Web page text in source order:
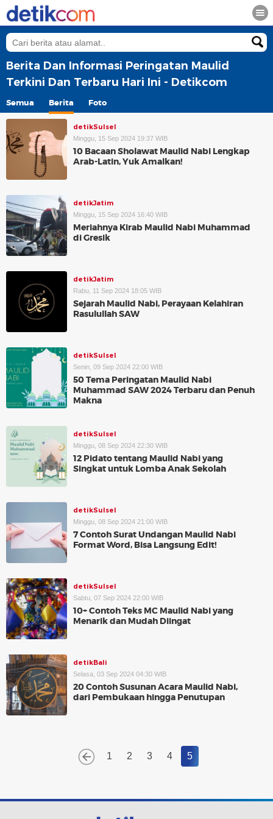
Berita Dan Informasi Peringatan Maulid
Terkini Dan Terbaru Hari Ini - Detikcom
Semua Berita Foto
detikSulsel
Minggu, 15 Sep 2024 19:37 WIB
10 Bacaan Sholawat Maulid Nabi Lengkap
Arab-Latin, Yuk Amalkan!
detikJatim
Minggu, 15 Sep 2024 16:40 WIB
Meriahnya Kirab Maulid Nabi Muhammad
di Gresik
detikJatim
Rabu, 11 Sep 2024 18:05 WIB
Sejarah Maulid Nabi, Perayaan Kelahiran
Rasulullah SAW
detikSulsel
Senin, 09 Sep 2024 22:00 WIB
50 Tema Peringatan Maulid Nabi
Muhammad SAW 2024 Terbaru dan Penuh
Makna
detikSulsel
Minggu, 08 Sep 2024 22:30 WIB
12 Pidato tentang Maulid Nabi yang
Singkat untuk Lomba Anak Sekolah
detikSulsel
Minggu, 08 Sep 2024 21:00 WIB
7 Contoh Surat Undangan Maulid Nabi
Format Word, Bisa Langsung Edit!
detikSulsel
Sabtu, 07 Sep 2024 22:00 WIB
10+ Contoh Teks MC Maulid Nabi yang
Menarik dan Mudah Diingat
detikBali
Selasa, 03 Sep 2024 04:30 WIB
20 Contoh Susunan Acara Maulid Nabi,
dari Pembukaan hingga Penutupan
1 2 3 4 5